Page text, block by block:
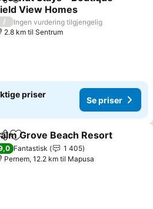
Legg til i favoritter
View Homes
priser
/
Ingen vurdering tilgjengelig
2.8 km til Sentrum
priser
Se priser
Legg til i favoritter
Grove Beach Resort
Fantastisk
1 405
Pernem, 12.2 km til Mapusa